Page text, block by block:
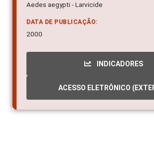
Aedes aegypti - Larvicide
DATA DE PUBLICAÇÃO:
2000
INDICADORES
ACESSO ELETRÔNICO